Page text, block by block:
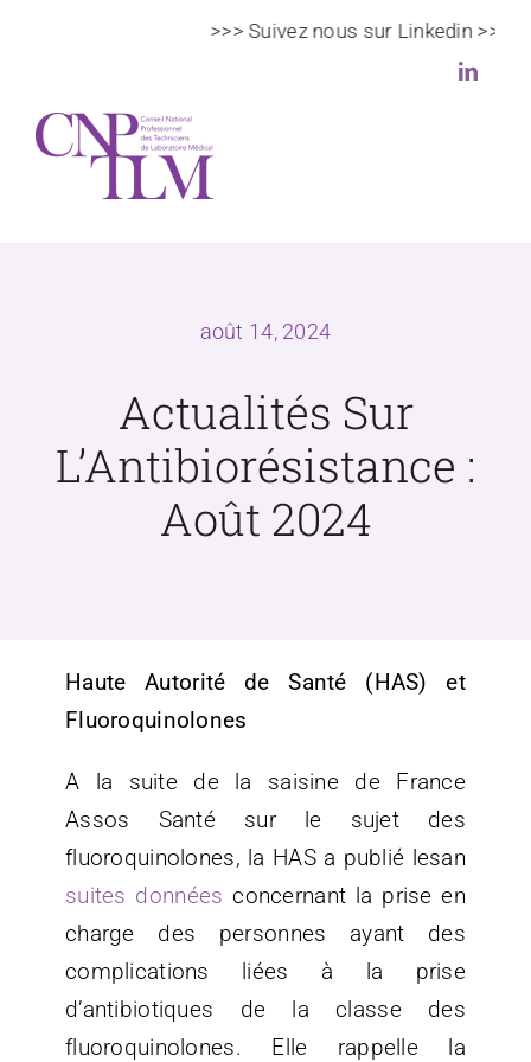
>>> Suivez nous sur Linkedin >>>
Veille scientifique et règlementaire
DPC
août 14, 2024
Actualités Sur
L’Antibiorésistance :
Août 2024
Haute Autorité de Santé (HAS) et
Fluoroquinolones
A la suite de la saisine de France
Assos Santé sur le sujet des
fluoroquinolones, la HAS a publié lesan
suites données concernant la prise en
charge des personnes ayant des
complications liées à la prise
d’antibiotiques de la classe des
fluoroquinolones. Elle rappelle la